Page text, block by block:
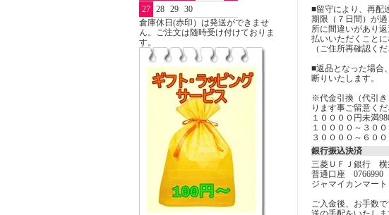
27 28 29 30
倉庫休日(赤印）は発送ができませ
ん。ご注文は随時受け付けておりま
す。
■留守により、再配
期限（７日間）が
所に間違いがあり
払いいただくことに
（ご住所再確認くだ
■返品となった場合
断りいたします。
※代金引換（代引き
ります事ご留意くだ
１００００円未満
１００００～３０
３００００～６０
銀行振込決済
三菱ＵＦＪ銀行
普通口座
ジャマイカンマー
ご入金後、お手数